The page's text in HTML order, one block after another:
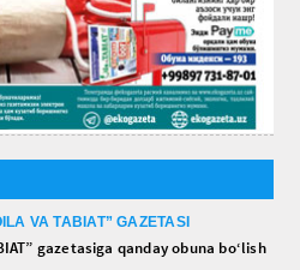
VA TABIAT” GAZETASI
gazetasiga qanday obuna bo‘lish